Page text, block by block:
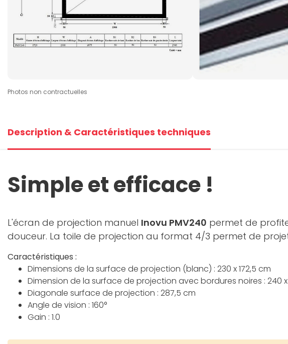
Photos non contractuelles
Description & Caractéristiques techniques
Simple et efficace !
L'écran de projection manuel Inovu PMV240 permet de
douceur. La toile de projection au format 4/3 permet de
Caractéristiques :
Dimensions de la surface de projection (blanc) : 230 x 172,5 cm
Dimension de la surface de projection avec bordures noires : 240 x
Diagonale surface de projection : 287,5 cm
Angle de vision : 160°
Gain : 1.0